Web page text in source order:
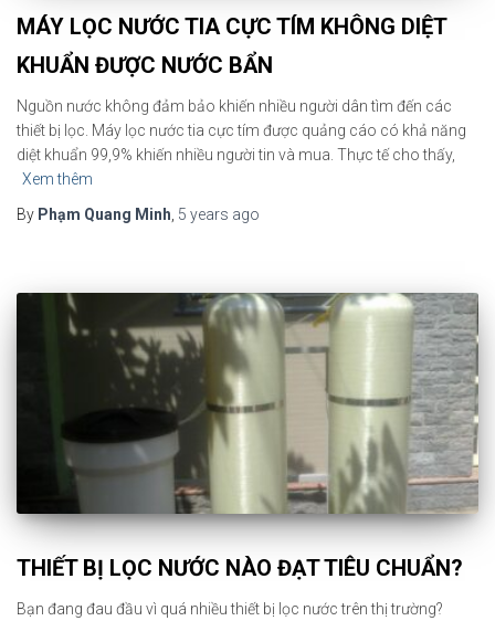
MÁY LỌC NƯỚC TIA CỰC TÍM KHÔNG DIỆT
KHUẨN ĐƯỢC NƯỚC BẨN
Nguồn nước không đảm bảo khiến nhiều người dân tìm đến các
thiết bị lọc. Máy lọc nước tia cực tím được quảng cáo có khả năng
diệt khuẩn 99,9% khiến nhiều người tin và mua. Thực tế cho thấy,
Xem thêm
By Phạm Quang Minh 5 years ago
THIẾT BỊ LỌC NƯỚC NÀO ĐẠT TIÊU CHUẨN?
Bạn đang đau đầu vì quá nhiều thiết bị lọc nước trên thị trường?